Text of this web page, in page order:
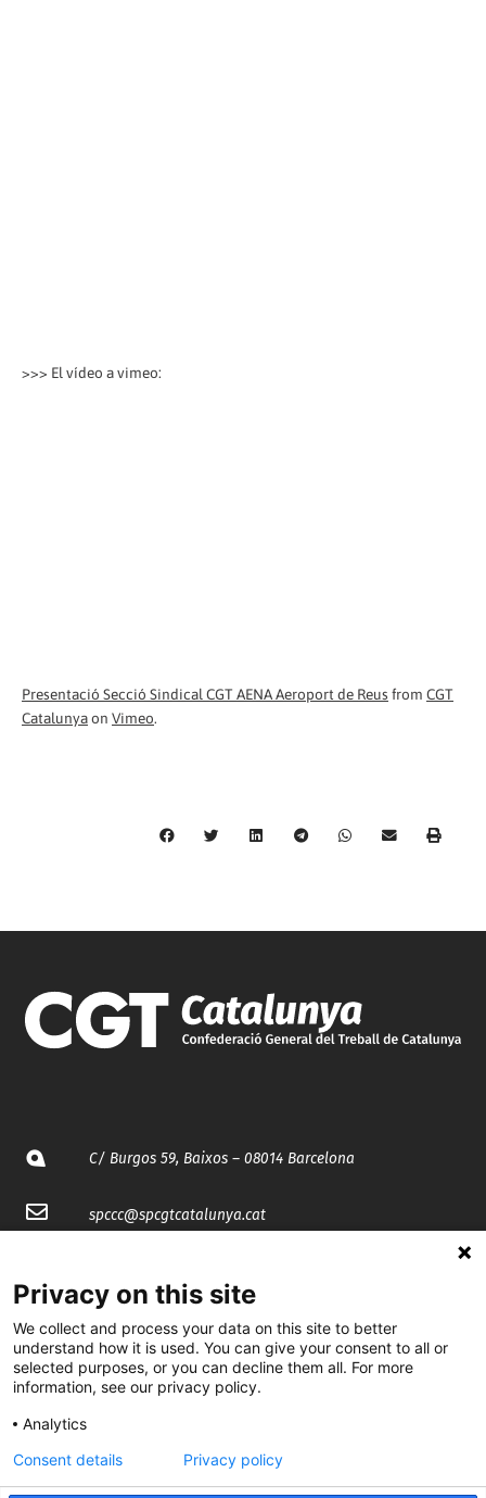
>>> El vídeo a vimeo:
Presentació Secció Sindical CGT AENA Aeroport de Reus from CGT
Catalunyaon Vimeo.
C/ Burgos 59, Baixos – 08014 Barcelona
spccc@spcgtcatalunya.cat
@CGTCatalunya
cgtcatalunya
cgtcatalunya
Privacy on this site
We collect and process your data on this site to better
understand how it is used. You can give your consent to all or
selected purposes, or you can decline them all. For more
information, see our privacy policy.
Analytics
Consent details
Privacy policy